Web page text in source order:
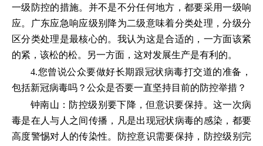
一级防控的措施。并不是不分任何地方，都要采用一级响
应。广东应急响应级别降为二级意味着分类处理，分级分
区分类处理是最核心的。我认为这是合适的，一方面该紧
的紧，该松的松。另一方面，这对发展生产是有利的。
4.您曾说公众要做好长期跟冠状病毒打交道的准备，
包括新冠病毒吗？公众是否要一直坚持目前的防控举措？
钟南山：防控级别要下降，但意识要保持。这一次病
毒是在人与人之间传播，凡是出现冠状病毒的感染，都要
高度警惕对人的传染性。防控意识需要保持，防控级别完